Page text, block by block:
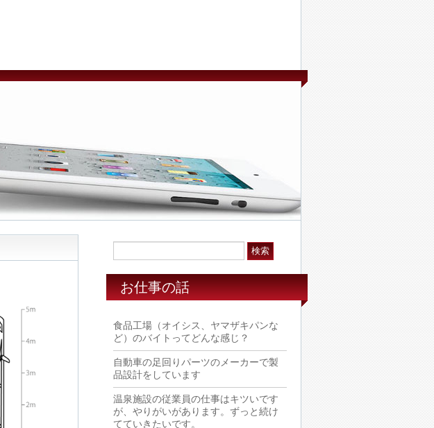
お仕事の話
食品工場（オイシス、ヤマザキパンな
ど）のバイトってどんな感じ？
自動車の足回りパーツのメーカーで製
品設計をしています
温泉施設の従業員の仕事はキツいです
が、やりがいがあります。ずっと続け
てていきたいです。